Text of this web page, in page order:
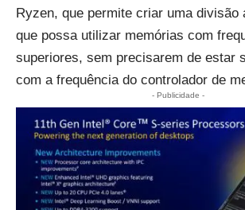
Ryzen, que permite criar uma divisão
que possa utilizar memórias com
superiores, sem precisarem de estar
com a frequência do controlador de
- Publicidade -